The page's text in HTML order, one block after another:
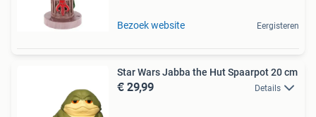
Bezoek website Eergisteren
Star Wars Jabba the Hut Spaarpot 20 cm
€ 29,99 Details